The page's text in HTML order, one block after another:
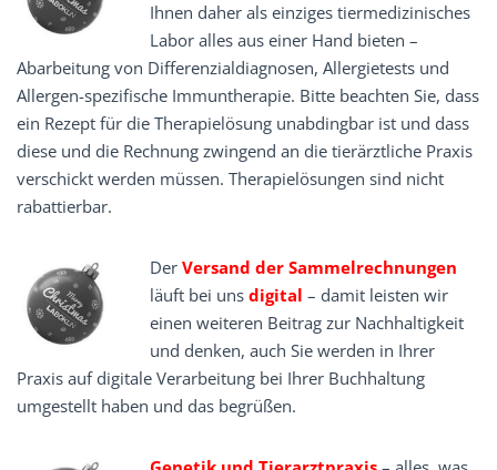
Ihnen daher als einziges tiermedizinisches
Labor alles aus einer Hand bieten –
Abarbeitung von Differenzialdiagnosen, Allergietests und
Allergen-spezifische Immuntherapie. Bitte beachten Sie, dass
ein Rezept für die Therapielösung unabdingbar ist und dass
diese und die Rechnung zwingend an die tierärztliche Praxis
verschickt werden müssen. Therapielösungen sind nicht
rabattierbar.
Der Versand der Sammelrechnungen
läuft bei uns digital – damit leisten wir
einen weiteren Beitrag zur Nachhaltigkeit
und denken, auch Sie werden in Ihrer
Praxis auf digitale Verarbeitung bei Ihrer Buchhaltung
umgestellt haben und das begrüßen.